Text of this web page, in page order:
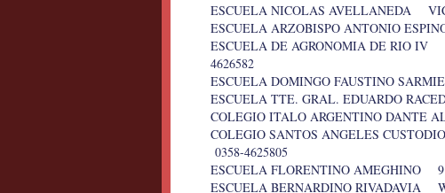
ESCUELA NICOLAS AVELLANEDA
ESCUELA ARZOBISPO ANTONIO
ESCUELA DE AGRONOMIA DE RIO
4626582
ESCUELA DOMINGO FAUSTINO
ESCUELA TTE. GRAL. EDUARDO
COLEGIO ITALO ARGENTINO
COLEGIO SANTOS ANGELES
0358-4625805
ESCUELA FLORENTINO
ESCUELA BERNARDINO RIVADAVIA